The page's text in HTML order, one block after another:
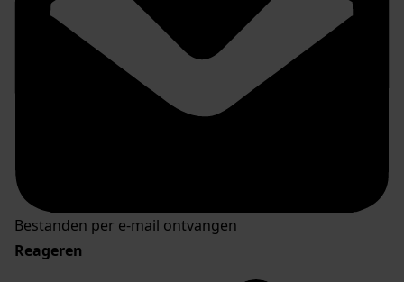
Bestanden per e-mail ontvangen
Reageren